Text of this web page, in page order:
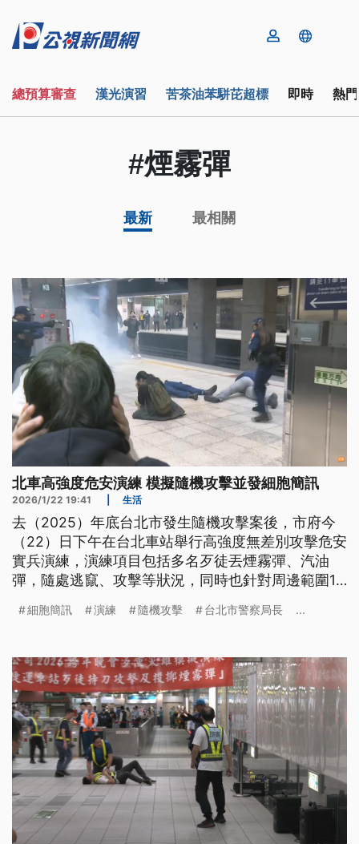
總預算審查 漢光演習 苦茶油苯駢芘超標 即時 熱
#煙霧彈
最新 最相關
北車高強度危安演練 模擬隨機攻擊並發細胞簡訊
2026/1/22 19:41 生活
去（2025）年底台北市發生隨機攻擊案後，市府今
（22）日下午在台北車站舉行高強度無差別攻擊危安
實兵演練，演練項目包括多名歹徒丟煙霧彈、汽油
彈，隨處逃竄、攻擊等狀況，同時也針對周邊範圍1
安強調，每一個環節都不疏漏也不疏忽，也預告第三
細胞簡訊 演練 隨機攻擊 台北市警察局長 ...